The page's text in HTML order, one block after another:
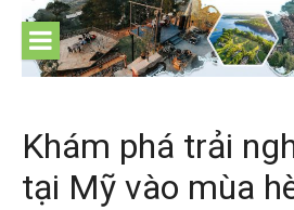
content
Khám phá trải
tại Mỹ vào mùa